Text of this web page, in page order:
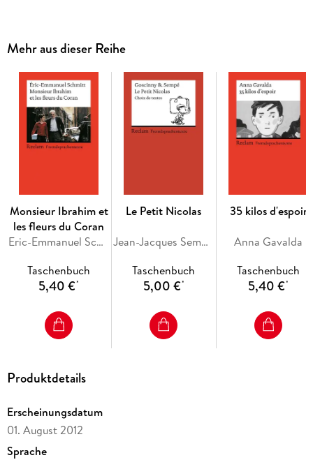
neutralen Begriffs 'prostituée' das vulgäre 'putain' zu
verwenden. Auf Wunsch der Direktion der Pariser Métro, die
das Theaterplakat in den Stationen so nicht dulden wollte,
wurde der Titel zu »La P. . . respectueuse« verstümmelt und in
dieser Form bis heute beibehalten.
Französische Lektüre: Niveau B2. Inhaltliche Stichworte:
Sprachen: Französisch, Deutsch
Inhaltsverzeichnis
La Putain respectueuse
Deuxième tableau
Autour de «La Putain respectueuse»
La scène finale d après le scenario dactylographié
Editorische Notiz
Literaturhinweise
Nachwort
Mehr aus dieser Reihe
Monsieur Ibrahim et
les fleurs du Coran
Eric-Emmanuel Schmitt
Taschenbuch
5,40 €*
Le Petit Nicolas
Jean-Jacques Sempe, Rene Goscinny
Taschenbuch
5,00 €*
35 kilos d'espoir
Anna Gavalda
Taschenbuch
5,40 €*
Produktdetails
Erscheinungsdatum
01. August 2012
Sprache